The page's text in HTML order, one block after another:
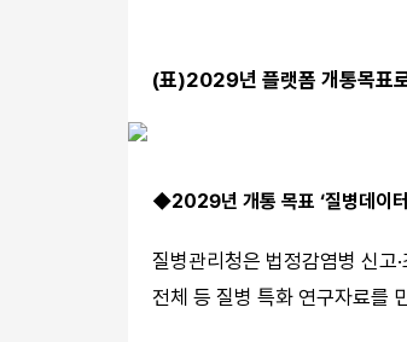
(표)2029년 플랫폼 개통목표
◆2029년 개통 목표 ‘질병데이
질병관리청은 법정감염병 신고
전체 등 질병 특화 연구자료를